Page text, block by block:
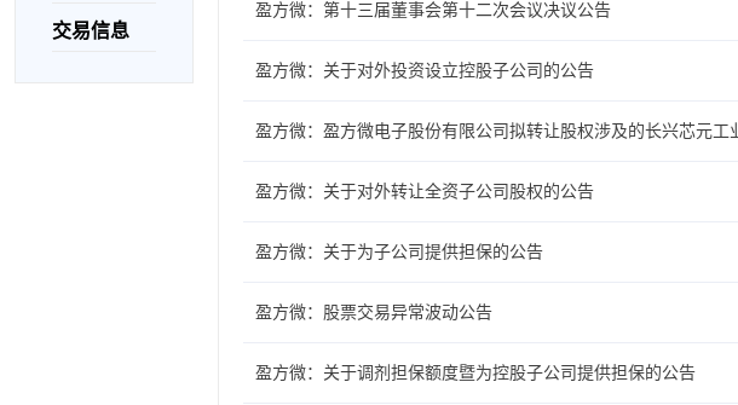
交易信息
盈方微：第十三届董事会第十二次会议决议公告
盈方微：关于对外投资设立控股子公司的公告
盈方微：盈方微电子股份有限公司拟转让股权涉及的长兴芯元
盈方微：关于对外转让全资子公司股权的公告
盈方微：关于为子公司提供担保的公告
盈方微：股票交易异常波动公告
盈方微：关于调剂担保额度暨为控股子公司提供担保的公告